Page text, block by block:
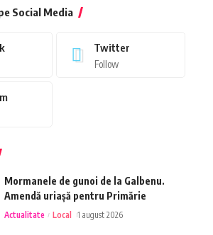
Social Media
Twitter
Follow
Mormanele de gunoi de la Galbenu.
Amendă uriașă pentru Primărie
Actualitate Local 1 august 2026